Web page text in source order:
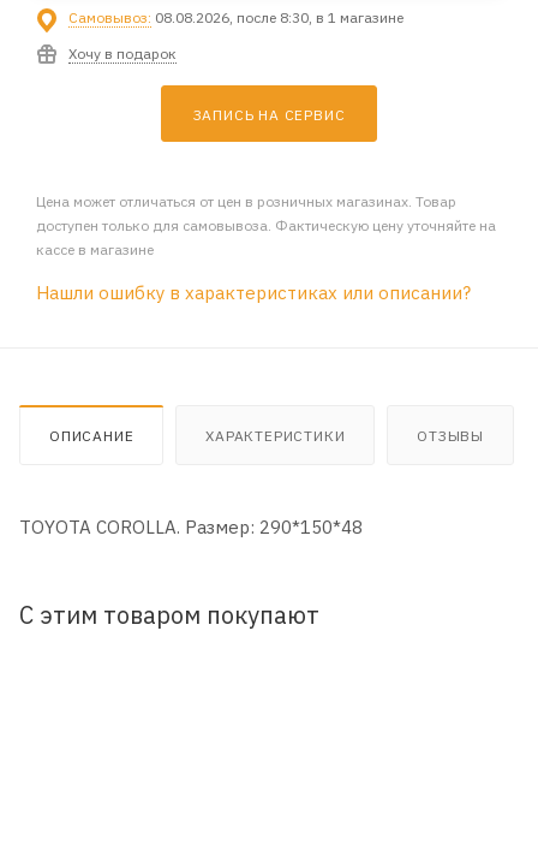
Самовывоз: 08.08.2026, после 8:30, в 1 магазине
Хочу в подарок
ЗАПИСЬ НА СЕРВИС
Цена может отличаться от цен в розничных магазинах. Товар
доступен только для самовывоза. Фактическую цену уточняйте на
кассе в магазине
Нашли ошибку в характеристиках или описании?
ОПИСАНИЕ ХАРАКТЕРИСТИКИ ОТЗЫВЫ
TOYOTA COROLLA. Размер: 290*150*48
С этим товаром покупают